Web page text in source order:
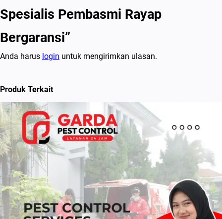
Spesialis Pembasmi Rayap
Bergaransi”
Anda harus login untuk mengirimkan ulasan.
Produk Terkait